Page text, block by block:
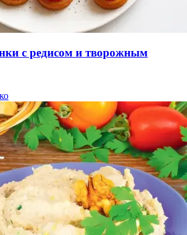
с редисом и творожным